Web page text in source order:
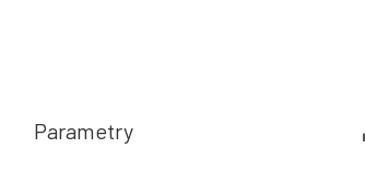
Parametry